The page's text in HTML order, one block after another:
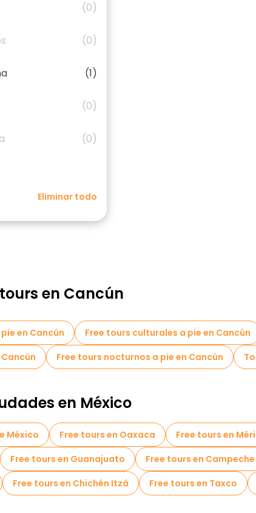
(0)
(0)
(1)
(0)
(0)
Eliminar todo
en Cancún
en Cancún Free tours culturales a pie en Cancún
Free tours nocturnos a pie en Cancún
en México
México Free tours en Oaxaca Free tours en
Free tours en Guanajuato Free tours en Campeche
Free tours en Chichén Itzá Free tours en Taxco